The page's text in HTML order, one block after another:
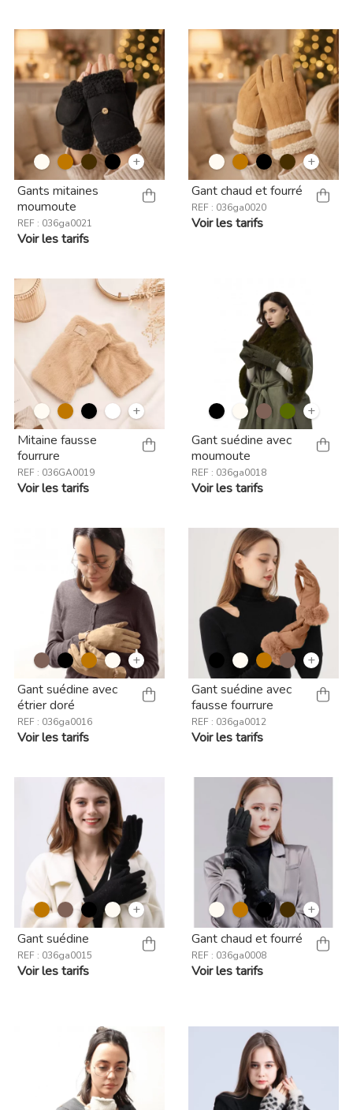
+
Gants mitaines
moumoute
REF : 036ga0021
Voir les tarifs
+
Gant chaud et fourré
REF : 036ga0020
Voir les tarifs
+
Mitaine fausse
fourrure
REF : 036GA0019
Voir les tarifs
+
Gant suédine avec
moumoute
REF : 036ga0018
Voir les tarifs
+
Gant suédine avec
étrier doré
REF : 036ga0016
Voir les tarifs
+
Gant suédine avec
fausse fourrure
REF : 036ga0012
Voir les tarifs
+
Gant suédine
REF : 036ga0015
Voir les tarifs
+
Gant chaud et fourré
REF : 036ga0008
Voir les tarifs